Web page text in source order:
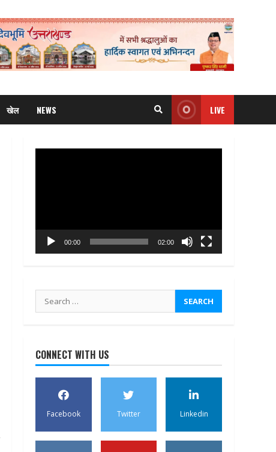
खेल NEWS LIVE
00:00 02:00
Search
for:
CONNECT WITH US
Facebook Twitter Linkedin